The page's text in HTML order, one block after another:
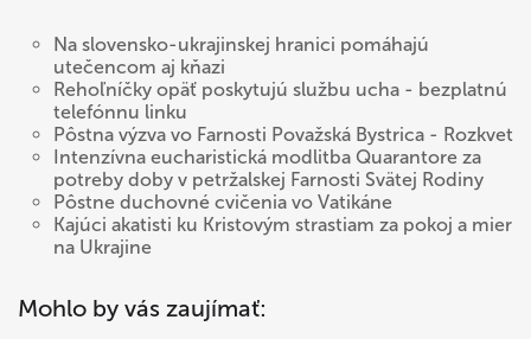
Na slovensko-ukrajinskej hranici pomáhajú
utečencom aj kňazi
Rehoľníčky opäť poskytujú službu ucha - bezplatnú
telefónnu linku
Pôstna výzva vo Farnosti Považská Bystrica - Rozkvet
Intenzívna eucharistická modlitba Quarantore za
potreby doby v petržalskej Farnosti Svätej Rodiny
Pôstne duchovné cvičenia vo Vatikáne
Kajúci akatisti ku Kristovým strastiam za pokoj a mier
na Ukrajine
Mohlo by vás zaujímať: